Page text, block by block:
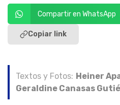
Compartir en WhatsApp
Copiar link
Textos y Fotos: Heiner
Geraldine Canasas